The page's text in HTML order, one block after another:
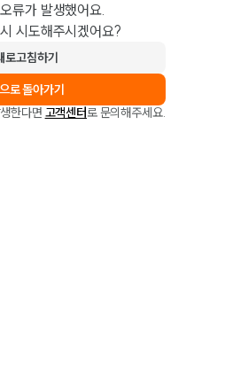
류가 발생했어요.
시도해주시겠어요?
로고침하기
로 돌아가기
한다면 고객센터로 문의해주세요.